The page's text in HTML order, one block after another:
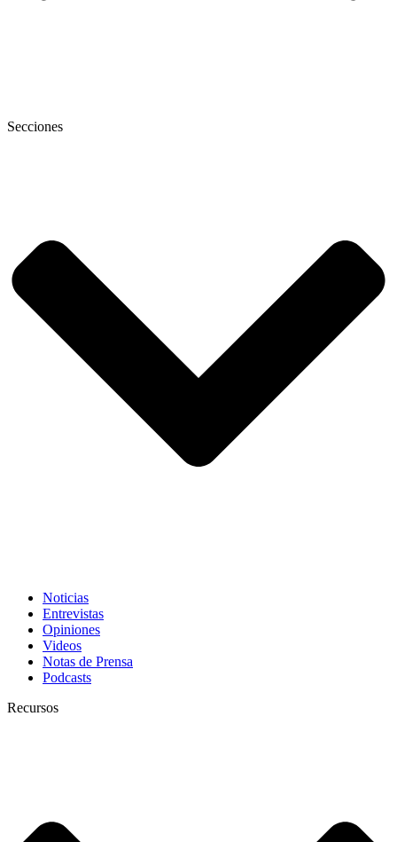
Secciones
Noticias
Entrevistas
Opiniones
Videos
Notas de Prensa
Podcasts
Recursos